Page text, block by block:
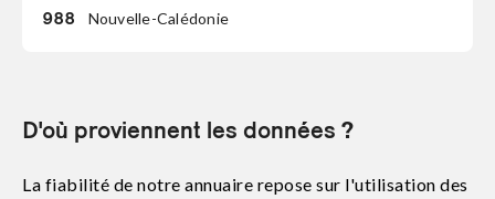
988 Nouvelle-Calédonie
D'où proviennent les données ?
La fiabilité de notre annuaire repose sur l'utilisation des